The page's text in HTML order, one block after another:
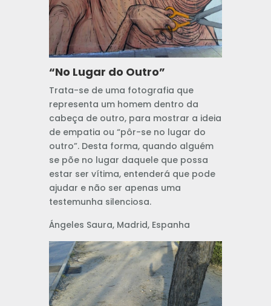
“No Lugar do Outro”
Trata-se de uma fotografia que
representa um homem dentro da
cabeça de outro, para mostrar a ideia
de empatia ou “pôr-se no lugar do
outro”. Desta forma, quando alguém
se põe no lugar daquele que possa
estar ser vítima, entenderá que pode
ajudar e não ser apenas uma
testemunha silenciosa.
Ángeles Saura, Madrid, Espanha